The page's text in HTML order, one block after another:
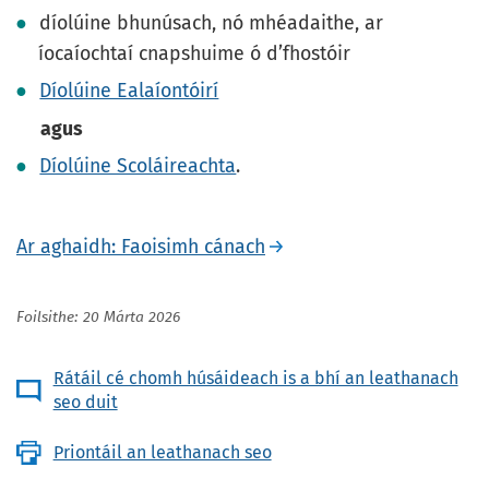
díolúine bhunúsach, nó mhéadaithe, ar
íocaíochtaí cnapshuime ó d’fhostóir
Díolúine Ealaíontóirí
agus
Díolúine Scoláireachta.
Ar aghaidh: Faoisimh cánach
Foilsithe: 20 Márta 2026
Rátáil cé chomh húsáideach is a bhí an leathanach
seo duit
Priontáil an leathanach seo